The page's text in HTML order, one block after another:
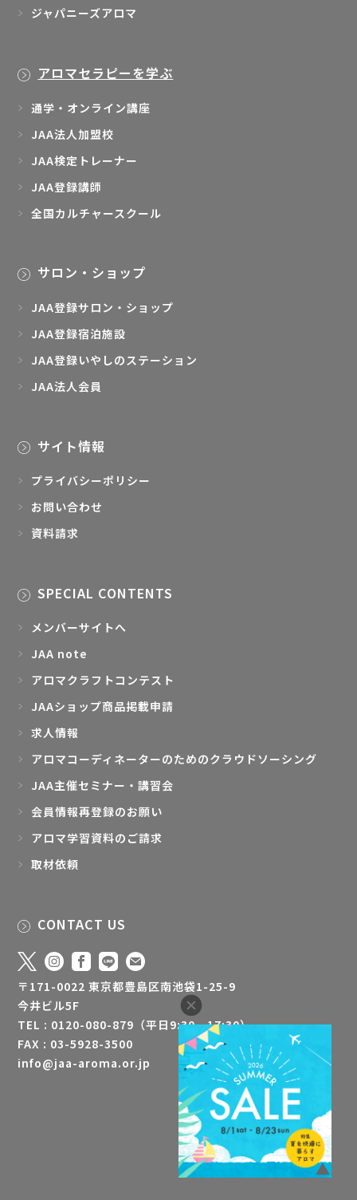
ジャパニーズアロマ
アロマセラピーを学ぶ
通学・オンライン講座
JAA法人加盟校
JAA検定トレーナー
JAA登録講師
全国カルチャースクール
サロン・ショップ
JAA登録サロン・ショップ
JAA登録宿泊施設
JAA登録いやしのステーション
JAA法人会員
サイト情報
プライバシーポリシー
お問い合わせ
資料請求
SPECIAL CONTENTS
メンバーサイトへ
JAA note
アロマクラフトコンテスト
JAAショップ商品掲載申請
求人情報
アロマコーディネーターのためのクラウドソーシング
JAA主催セミナー・講習会
会員情報再登録のお願い
アロマ学習資料のご請求
取材依頼
CONTACT US
〒171-0022 東京都豊島区南池袋1-25-9
今井ビル5F
TEL : 0120-080-879（平日9:30 - 17:30）
FAX : 03-5928-3500
info@jaa-aroma.or.jp